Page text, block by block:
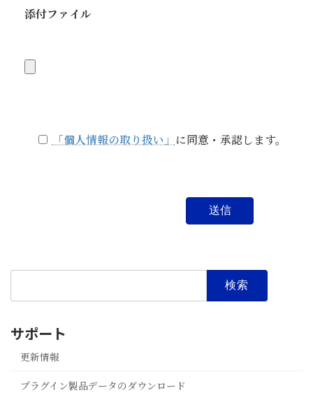
添付ファイル
「個人情報の取り扱い」 に同意・承認します。
サポート
更新情報
プラグイン製品データのダウンロード